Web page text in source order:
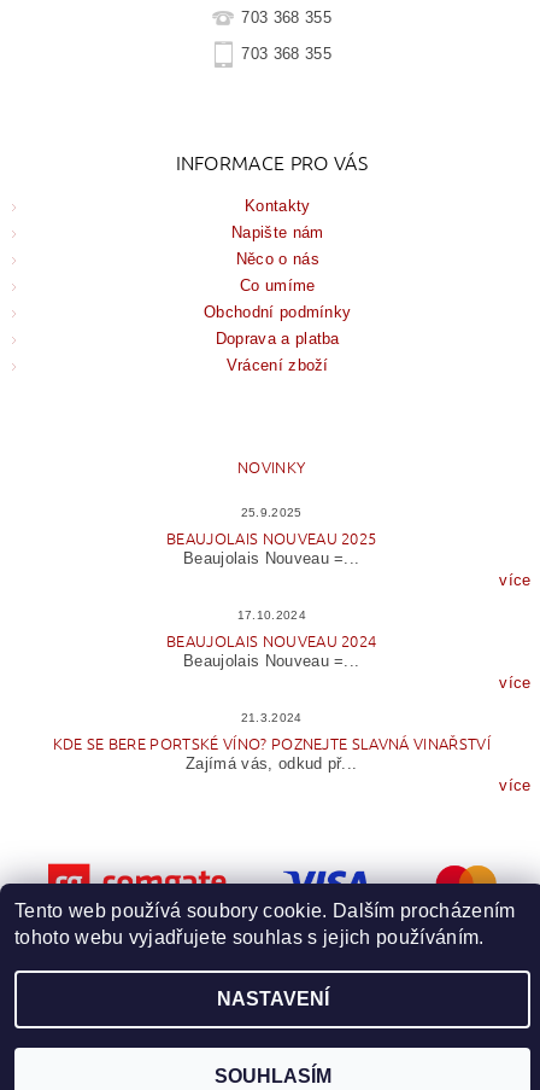
703 368 355
703 368 355
INFORMACE PRO VÁS
Kontakty
Napište nám
Něco o nás
Co umíme
Obchodní podmínky
Doprava a platba
Vrácení zboží
NOVINKY
25.9.2025
BEAUJOLAIS NOUVEAU 2025
Beaujolais Nouveau =...
více
17.10.2024
BEAUJOLAIS NOUVEAU 2024
Beaujolais Nouveau =...
více
21.3.2024
KDE SE BERE PORTSKÉ VÍNO? POZNEJTE SLAVNÁ VINAŘSTVÍ
Zajímá vás, odkud př...
více
Upravit nastavení cookies
Vytvořil Shoptet
Tento web používá soubory cookie. Dalším procházením
tohoto webu vyjadřujete souhlas s jejich používáním.
NASTAVENÍ
SOUHLASÍM